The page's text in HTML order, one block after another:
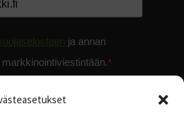
ja annan